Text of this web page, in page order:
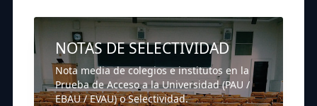
NOTAS DE SELECTIVIDAD
Nota media de colegios e institutos en la
Prueba de Acceso a la Universidad (PAU /
EBAU / EVAU) o Selectividad.